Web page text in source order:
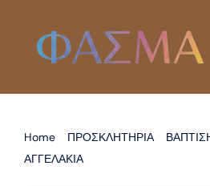
content
Home ΠΡΟΣΚΛΗΤΗΡΙΑ
ΑΓΓΕΛΑΚΙΑ